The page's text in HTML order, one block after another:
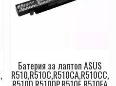
Батерия за лаптоп ASUS
R510,R510C,R510CA,R510CC,